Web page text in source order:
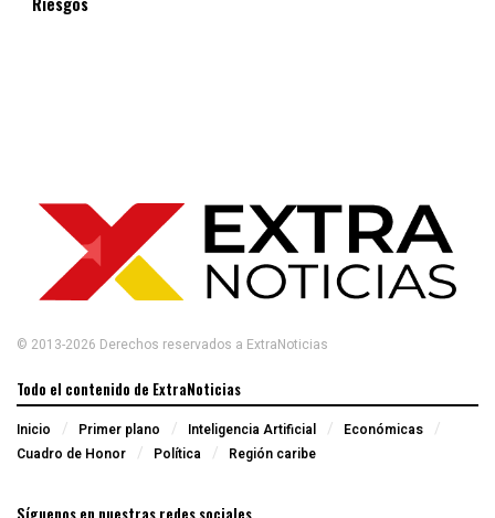
© 2013-2026 Derechos reservados a ExtraNoticias
Todo el contenido de ExtraNoticias
Inicio Primer plano Inteligencia Artificial
Económicas
Cuadro de Honor
Política Región caribe